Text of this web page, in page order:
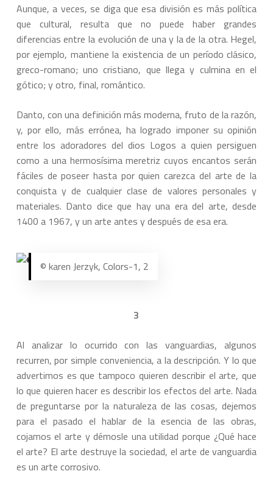
Aunque, a veces, se diga que esa división es más política
que cultural, resulta que no puede haber grandes
diferencias entre la evolución de una y la de la otra. Hegel,
por ejemplo, mantiene la existencia de un período clásico,
greco-romano; uno cristiano, que llega y culmina en el
gótico; y otro, final, romántico.
Danto, con una definición más moderna, fruto de la razón,
y, por ello, más errónea, ha logrado imponer su opinión
entre los adoradores del dios Logos a quien persiguen
como a una hermosísima meretriz cuyos encantos serán
fáciles de poseer hasta por quien carezca del arte de la
conquista y de cualquier clase de valores personales y
materiales. Danto dice que hay una era del arte, desde
1400 a 1967, y un arte antes y después de esa era.
© karen Jerzyk, Colors-1, 2
3
Al analizar lo ocurrido con las vanguardias, algunos
recurren, por simple conveniencia, a la descripción. Y lo que
advertimos es que tampoco quieren describir el arte, que
lo que quieren hacer es describir los efectos del arte. Nada
de preguntarse por la naturaleza de las cosas, dejemos
para el pasado el hablar de la esencia de las obras,
cojamos el arte y démosle una utilidad porque ¿Qué hace
el arte? El arte destruye la sociedad, el arte de vanguardia
es un arte corrosivo.